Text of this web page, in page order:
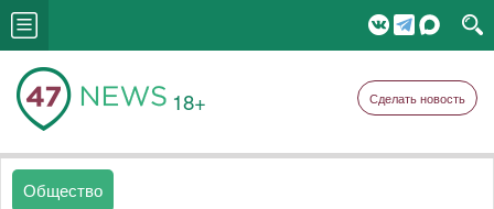
18+ Сделать новость
Общество